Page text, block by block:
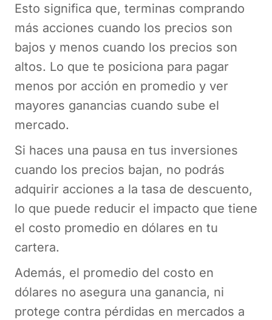
Esto significa que, terminas comprando
más acciones cuando los precios son
bajos y menos cuando los precios son
altos. Lo que te posiciona para pagar
menos por acción en promedio y ver
mayores ganancias cuando sube el
mercado.
Si haces una pausa en tus inversiones
cuando los precios bajan, no podrás
adquirir acciones a la tasa de descuento,
lo que puede reducir el impacto que tiene
el costo promedio en dólares en tu
cartera.
Además, el promedio del costo en
dólares no asegura una ganancia, ni
protege contra pérdidas en mercados a